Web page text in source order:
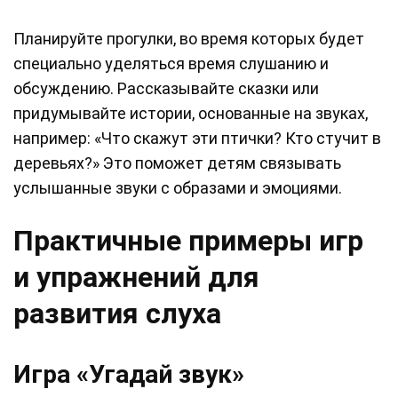
Планируйте прогулки, во время которых будет
специально уделяться время слушанию и
обсуждению. Рассказывайте сказки или
придумывайте истории, основанные на звуках,
например: «Что скажут эти птички? Кто стучит в
деревьях?» Это поможет детям связывать
услышанные звуки с образами и эмоциями.
Практичные примеры игр
и упражнений для
развития слуха
Игра «Угадай звук»